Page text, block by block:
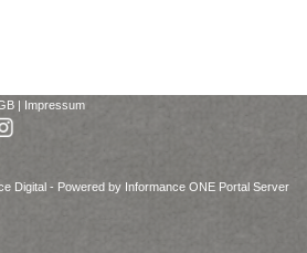
| Impressum
Digital - Powered by Informance ONE Portal Server